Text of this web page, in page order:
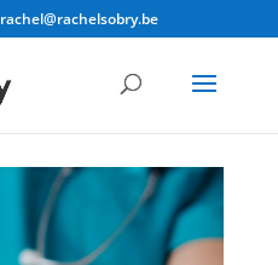
rachel@rachelsobry.be